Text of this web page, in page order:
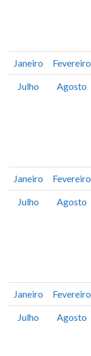
Janeiro Fevereiro
Julho Agosto
Janeiro Fevereiro
Julho Agosto
Janeiro Fevereiro
Julho Agosto